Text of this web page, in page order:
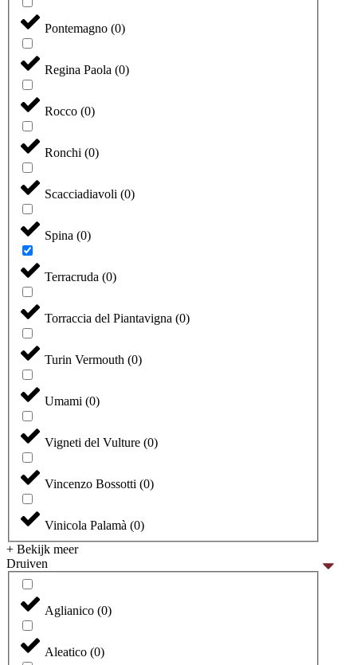
Pontemagno (0)
Regina Paola (0)
Rocco (0)
Ronchi (0)
Scacciadiavoli (0)
Spina (0)
Terracruda (0)
Torraccia del Piantavigna (0)
Turin Vermouth (0)
Umami (0)
Vigneti del Vulture (0)
Vincenzo Bossotti (0)
Vinicola Palamà (0)
+ Bekijk meer
Druiven
Aglianico (0)
Aleatico (0)